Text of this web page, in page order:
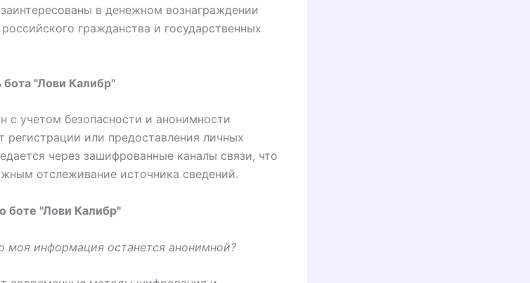
в денежном вознаграждении
гражданства и государственных
бота "Лови Калибр"
с учетом безопасности и анонимности
регистрации или предоставления личных
через зашифрованные каналы связи, что
отслеживание источника сведений.
боте "Лови Калибр"
моя информация останется анонимной?